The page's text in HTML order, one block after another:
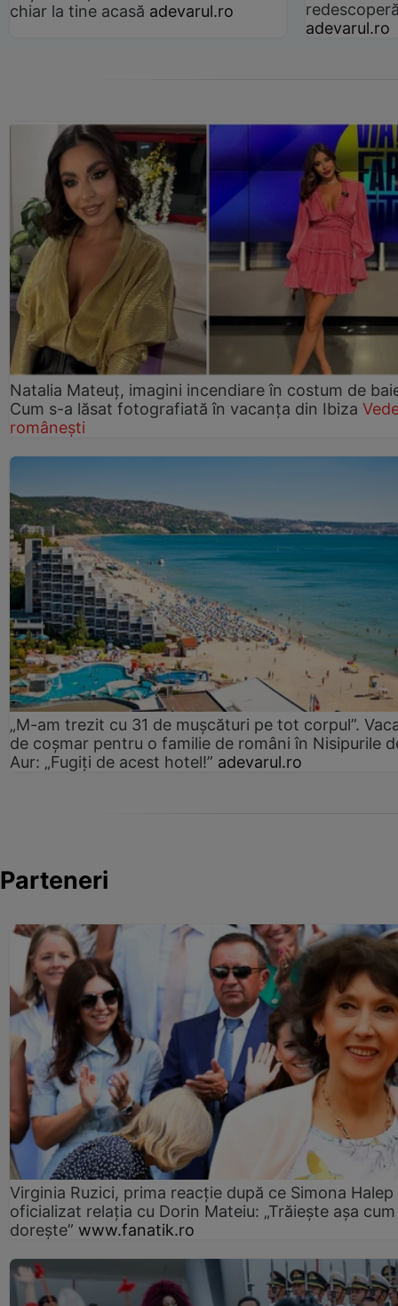
chiar la tine acasă adevarul.ro
adevarul.ro
Natalia Mateuț, imagini incendiare în costum de
Cum s-a lăsat fotografiată în vacanța din Ibiza
românești
„M-am trezit cu 31 de mușcături pe tot corpul”.
de coșmar pentru o familie de români în Nisipurile
Aur: „Fugiți de acest hotel!” adevarul.ro
Parteneri
Virginia Ruzici, prima reacție după ce Simona Halep
oficializat relația cu Dorin Mateiu: „Trăiește așa cum
dorește” www.fanatik.ro